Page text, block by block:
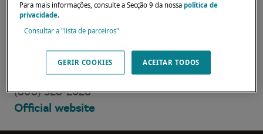
Honolulu - Oahu Island, 96819,
United States
(808) 528-2628
Official website
Para mais informações, consulte a Secção 9 da nossapolítica de
privacidade.
Consultar a "lista de parceiros"
GERIR COOKIES ACEITAR TODOS